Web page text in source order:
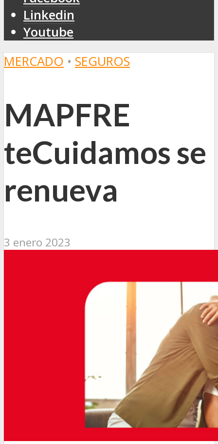
Linkedin
Youtube
MERCADO • SEGUROS
MAPFRE
teCuidamos se
renueva
3 enero 2023